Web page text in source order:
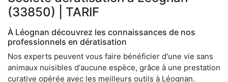
(33850) | TARIF
À Léognan découvrez les connaissances de nos
professionnels en dératisation
Nos experts peuvent vous faire bénéficier d'une vie sans
animaux nuisibles d'aucune espèce, grâce à une prestation
curative opérée avec les meilleurs outils à Léognan.